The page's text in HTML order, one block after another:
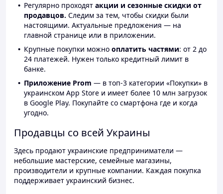
Регулярно проходят акции и сезонные скидки от
продавцов. Следим за тем, чтобы скидки были
настоящими. Актуальные предложения — на
главной странице или в приложении.
Крупные покупки можно оплатить частями: от 2 до
24 платежей. Нужен только кредитный лимит в
банке.
Приложение Prom — в топ-3 категории «Покупки» в
украинском App Store и имеет более 10 млн загрузок
в Google Play. Покупайте со смартфона где и когда
угодно.
Продавцы со всей Украины
Здесь продают украинские предприниматели —
небольшие мастерские, семейные магазины,
производители и крупные компании. Каждая покупка
поддерживает украинский бизнес.